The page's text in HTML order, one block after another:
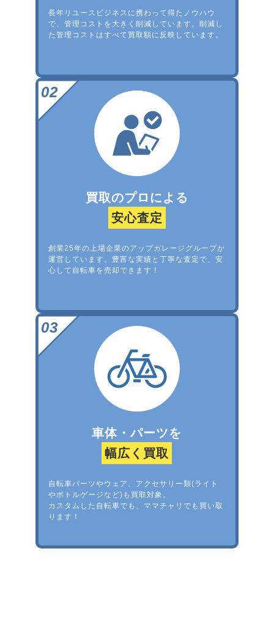
長年リユースビジネスに携わって得たノウハウ
で、管理コストを大きく削減しています。削減し
た管理コストはすべて買取額に反映しています。
買取のプロによる
安心査定
創業25年の上場企業のアップガレージグループが
運営しています。豊富な実績と丁寧な査定で、安
心して自転車を売却できます！
車体・パーツを
幅広く買取
自転車パーツやウェア、アクセサリー類(ライト
やボトルゲージなど)も買取対象。
カスタムした自転車でも、ママチャリでも買い取
ります！